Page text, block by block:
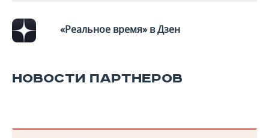
«Реальное время» в Дзен
НОВОСТИ ПАРТНЕРОВ